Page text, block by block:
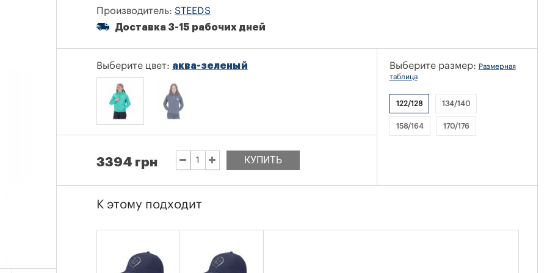
Производитель: STEEDS
Доставка 3-15 рабочих дней
Выберите цвет: аква-зеленый
КУПИТЬ
3394 грн
Выберите размер: Размерная
таблица
122/128 134/140
158/164 170/176
К этому подходит